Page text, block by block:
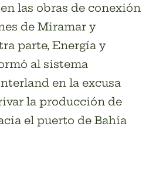
las obras de conexión
de Miramar y
parte, Energía y
al sistema
en la excusa
la producción de
el puerto de Bahía